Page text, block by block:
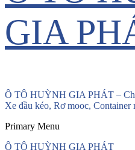
GIA
Ô TÔ HUỲNH GIA PHÁT –
Xe đầu kéo, Rơ mooc, Container
Primary Menu
Ô TÔ HUỲNH GIA PHÁT